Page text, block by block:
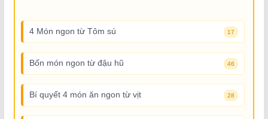
4 Món ngon từ Tôm sú 17
Bốn món ngon từ đậu hũ 46
Bí quyết 4 món ăn ngon từ vịt 28